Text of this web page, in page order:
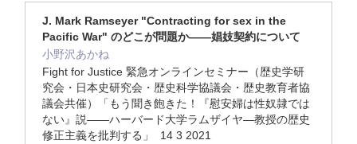
J. Mark Ramseyer "Contracting for sex in the
Pacific War" のどこが問題か――娼妓契約について
小野沢あかね
Fight for Justice 緊急オンラインセミナー（歴史学研
究会・日本史研究会・歴史科学協議会・歴史教育者協
議会共催）「もう聞き飽きた！『慰安婦は性奴隷では
ない』説――ハーバード大学ラムザイヤ―教授の歴史
修正主義を批判する」 14 3 2021